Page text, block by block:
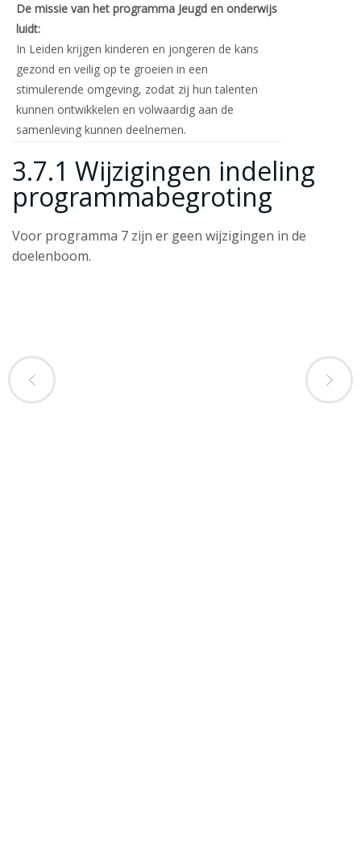
De missie van het programma Jeugd en onderwijs
luidt:
In Leiden krijgen kinderen en jongeren de kans
gezond en veilig op te groeien in een
stimulerende omgeving, zodat zij hun talenten
kunnen ontwikkelen en volwaardig aan de
samenleving kunnen deelnemen.
3.7.1 Wijzigingen indeling
programmabegroting
Voor programma 7 zijn er geen wijzigingen in de
doelenboom.